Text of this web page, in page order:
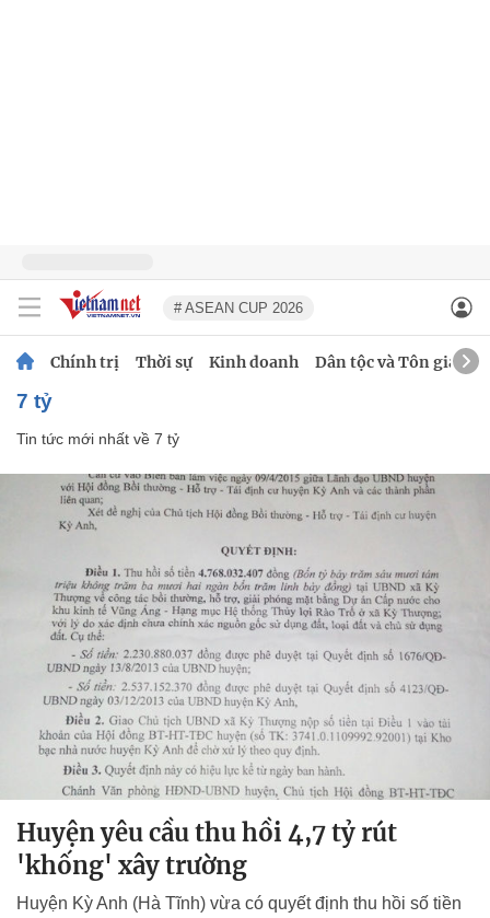
# ASEAN CUP 2026
Chính trị Thời sự Kinh doanh Dân tộc và Tôn giáo
7 tỷ
Tin tức mới nhất về 7 tỷ
Huyện yêu cầu thu hồi 4,7 tỷ rút
'khống' xây trường
Huyện Kỳ Anh (Hà Tĩnh) vừa có quyết định thu hồi số tiền